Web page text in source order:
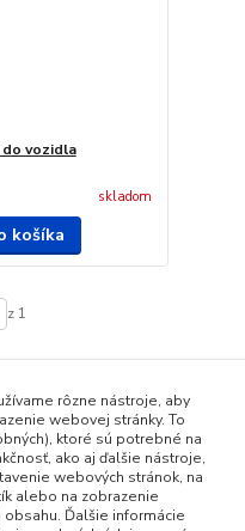
do vozidla
skladom
košíka
z 1
rôzne nástroje, aby
webovej stránky. To
ktoré sú potrebné na
ako aj ďalšie nástroje,
webových stránok, na
alebo na zobrazenie
Ďalšie informácie